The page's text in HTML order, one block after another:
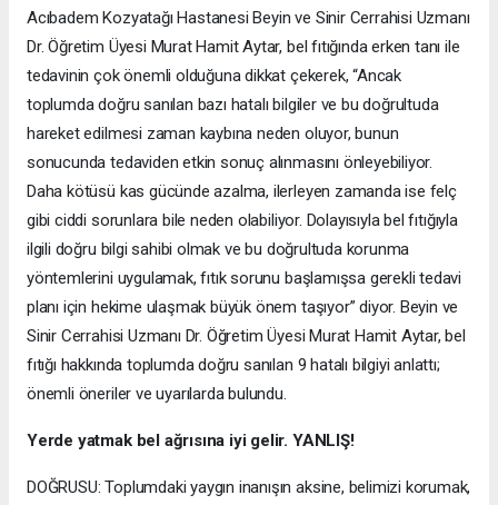
Acıbadem Kozyatağı Hastanesi Beyin ve Sinir Cerrahisi Uzmanı
Dr. Öğretim Üyesi Murat Hamit Aytar, bel fıtığında erken tanı ile
tedavinin çok önemli olduğuna dikkat çekerek, “Ancak
toplumda doğru sanılan bazı hatalı bilgiler ve bu doğrultuda
hareket edilmesi zaman kaybına neden oluyor, bunun
sonucunda tedaviden etkin sonuç alınmasını önleyebiliyor.
Daha kötüsü kas gücünde azalma, ilerleyen zamanda ise felç
gibi ciddi sorunlara bile neden olabiliyor. Dolayısıyla bel fıtığıyla
ilgili doğru bilgi sahibi olmak ve bu doğrultuda korunma
yöntemlerini uygulamak, fıtık sorunu başlamışsa gerekli tedavi
planı için hekime ulaşmak büyük önem taşıyor” diyor. Beyin ve
Sinir Cerrahisi Uzmanı Dr. Öğretim Üyesi Murat Hamit Aytar, bel
fıtığı hakkında toplumda doğru sanılan 9 hatalı bilgiyi anlattı;
önemli öneriler ve uyarılarda bulundu.
Yerde yatmak bel ağrısına iyi gelir. YANLIŞ!
DOĞRUSU: Toplumdaki yaygın inanışın aksine, belimizi korumak,